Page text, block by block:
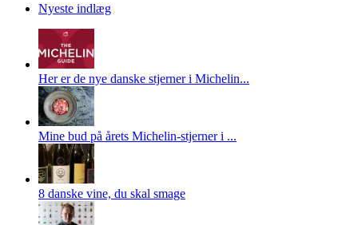
Nyeste indlæg
Her er de nye danske stjerner i Michelin...
Mine bud på årets Michelin-stjerner i ...
8 danske vine, du skal smage